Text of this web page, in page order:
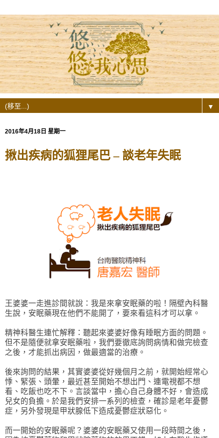
▼
2016年4月18日 星期一
揪出疾病的狐狸尾巴 – 談老年失眠
王婆婆一走進診間就說：我是來拿安眠藥的啦！隔壁內科醫
生說，安眠藥現在他們不能開了，要來看這科才可以拿。
精神科醫生連忙解釋：聽起來婆婆好像有睡眠方面的問題。
但不是隨便就拿安眠藥啦，我們要徹底詢問病情和做完檢查
之後，才能抓出病因，做最適當的治療。
後來詢問的結果，其實婆婆從好幾個月之前，就開始經常心
悸、緊張、頭暈，最近甚至開始不想出門、連電視都不想
看、吃飯也吃不下。言談當中，擔心自己身體不好，會造成
兒女的負擔。於是我們安排一系列的檢查，確診是老年憂鬱
症，另外發現是甲狀腺低下造成憂鬱症狀惡化。
而一開始的安眠藥呢？婆婆的安眠藥又使用一段時間之後，